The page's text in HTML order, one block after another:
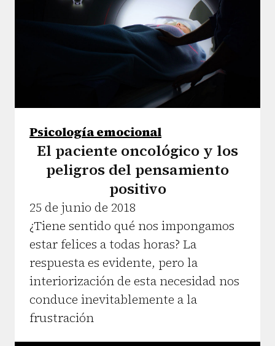
Psicología emocional
El paciente oncológico y los
peligros del pensamiento
positivo
25 de junio de 2018
¿Tiene sentido qué nos impongamos
estar felices a todas horas? La
respuesta es evidente, pero la
interiorización de esta necesidad nos
conduce inevitablemente a la
frustración